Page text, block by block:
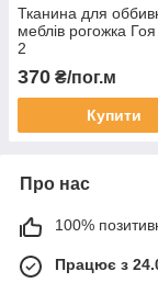
Тканина для
меблів рогожка
2
370 ₴/пог.м
Купити
Про нас
100%
Працює з